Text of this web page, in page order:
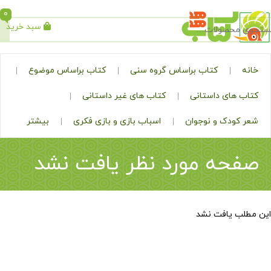
جستجو سبد خرید
0
کتاب براساس گروه سنی کتاب براساس موضوع
داستانی کتاب های غیر داستانی
و نوجوان اسباب بازی و بازی فکری بیشتر
مورد نظر یافت نشد
نشد